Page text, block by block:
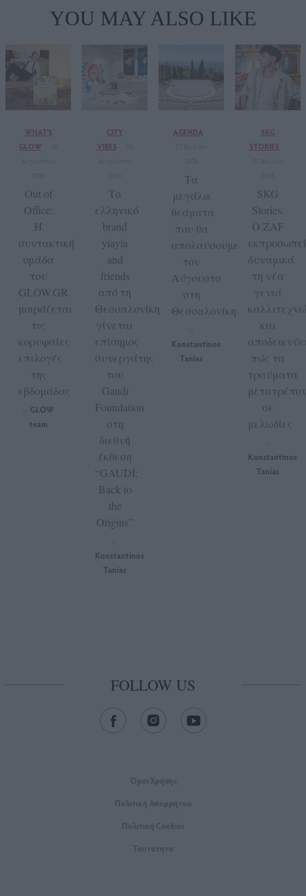
YOU MAY ALSO LIKE
WHAT'S
GLOW
Out of
Office:
Η
συντακτική
ομάδα
του
GLOW.GR
μοιράζεται
τις
κορυφαίες
επιλογές
της
εβδομάδας
GLOW
team
CITY
VIBES
Το
ελληνικό
brand
yiayia
and
friends
από τη
Θεσσαλονίκη
γίνεται
επίσημος
συνεργάτης
του
Gaudí
Foundation
στη
διεθνή
έκθεση
“GAUDÍ:
Back to
the
Origins”
Konstantinos
Tanias
AGENDA
Τα
μεγάλα
θεάματα
που θα
απολαύσουμε
τον
Αύγουστο
στη
Θεσσαλονίκη
Konstantinos
Tanias
SKG
STORIES
SKG
Stories:
Ο ZAF
εκπροσωπεί
δυναμικά
τη νέα
γενιά
και
πώς τα
τραύματα
σε
μελωδίες
Konstantinos
Tanias
FOLLOW US
Όροι Xρήσης
Πολιτική Απορρήτου
Πολιτική Cookies
Ταυτότητα